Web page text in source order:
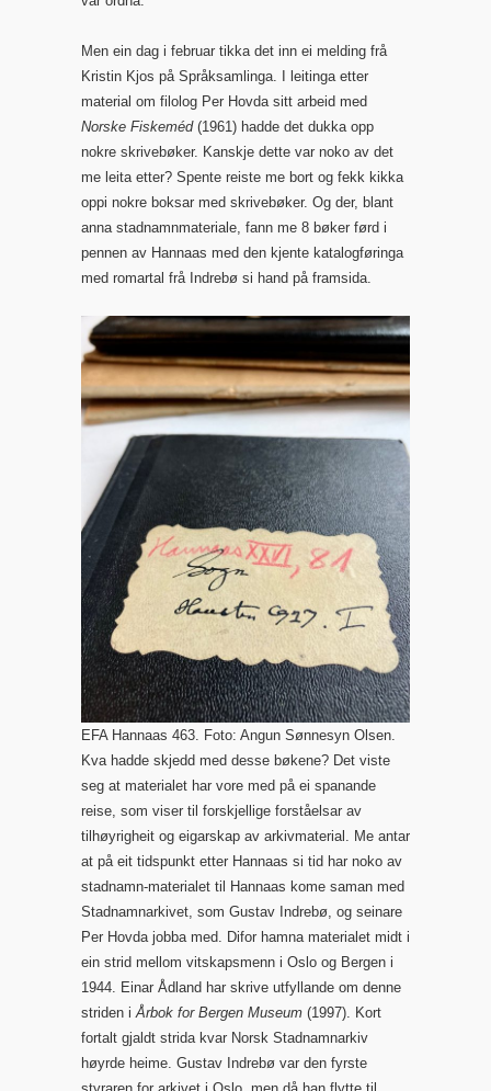
Men ein dag i februar tikka det inn ei melding frå
Kristin Kjos på Språksamlinga. I leitinga etter
material om filolog Per Hovda sitt arbeid med
Norske Fiskeméd(1961) hadde det dukka opp
nokre skrivebøker. Kanskje dette var noko av det
me leita etter? Spente reiste me bort og fekk kikka
oppi nokre boksar med skrivebøker. Og der, blant
anna stadnamnmateriale, fann me 8 bøker førd i
pennen av Hannaas med den kjente katalogføringa
med romartal frå Indrebø si hand på framsida.
EFA Hannaas 463. Foto: Angun Sønnesyn Olsen.
Kva hadde skjedd med desse bøkene? Det viste
seg at materialet har vore med på ei spanande
reise, som viser til forskjellige forståelsar av
tilhøyrigheit og eigarskap av arkivmaterial. Me antar
at på eit tidspunkt etter Hannaas si tid har noko av
stadnamn-materialet til Hannaas kome saman med
Stadnamnarkivet, som Gustav Indrebø, og seinare
Per Hovda jobba med. Difor hamna materialet midt i
ein strid mellom vitskapsmenn i Oslo og Bergen i
1944. Einar Ådland har skrive utfyllande om denne
striden iÅrbok for Bergen Museum (1997). Kort
fortalt gjaldt strida kvar Norsk Stadnamnarkiv
høyrde heime. Gustav Indrebø var den fyrste